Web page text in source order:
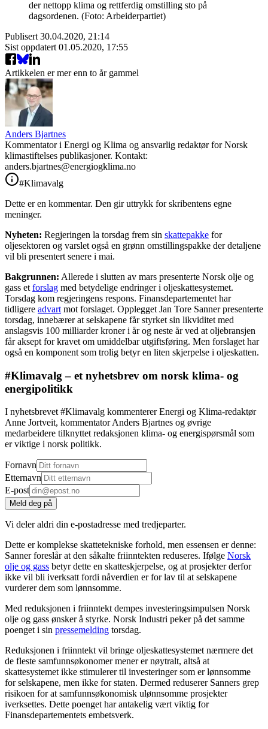
der nettopp klima og rettferdig omstilling sto på
dagsordenen. (Foto: Arbeiderpartiet)
Publisert 30.04.2020, 21:14
Sist oppdatert 01.05.2020, 17:55
Artikkelen er mer enn to år gammel
Anders Bjartnes
Kommentator i Energi og Klima og ansvarlig redaktør for Norsk
klimastiftelses publikasjoner. Kontakt:
anders.bjartnes@energiogklima.no
#Klimavalg
Dette er en kommentar. Den gir uttrykk for skribentens egne
meninger.
Nyheten: Regjeringen la torsdag frem sin skattepakke for
oljesektoren og varslet også en grønn omstillingspakke der detaljene
vil bli presentert senere i mai.
Bakgrunnen: Allerede i slutten av mars presenterte Norsk olje og
gass et forslag med betydelige endringer i oljeskattesystemet.
Torsdag kom regjeringens respons. Finansdepartementet har
tidligere advart mot forslaget. Opplegget Jan Tore Sanner presenterte
torsdag, innebærer at selskapene får styrket sin likviditet med
anslagsvis 100 milliarder kroner i år og neste år ved at oljebransjen
får aksept for kravet om umiddelbar utgiftsføring. Men forslaget har
også en komponent som trolig betyr en liten skjerpelse i oljeskatten.
#Klimavalg – et nyhetsbrev om norsk klima- og
energipolitikk
I nyhetsbrevet #Klimavalg kommenterer Energi og Klima-redaktør
Anne Jortveit, kommentator Anders Bjartnes og øvrige
medarbeidere tilknyttet redaksjonen klima- og energispørsmål som
er viktige i norsk politikk.
Fornavn
Etternavn
E-post
Meld deg på
Vi deler aldri din e-postadresse med tredjeparter.
Dette er komplekse skattetekniske forhold, men essensen er denne:
Sanner foreslår at den såkalte friinntekten reduseres. Ifølge Norsk
olje og gass betyr dette en skatteskjerpelse, og at prosjekter derfor
ikke vil bli iverksatt fordi nåverdien er for lav til at selskapene
vurderer dem som lønnsomme.
Med reduksjonen i friinntekt dempes investeringsimpulsen Norsk
olje og gass ønsker å styrke. Norsk Industri peker på det samme
poenget i sin pressemelding torsdag.
Reduksjonen i friinntekt vil bringe oljeskattesystemet nærmere det
de fleste samfunnsøkonomer mener er nøytralt, altså at
skattesystemet ikke stimulerer til investeringer som er lønnsomme
for selskapene, men ikke for staten. Dermed reduserer Sanners grep
risikoen for at samfunnsøkonomisk ulønnsomme prosjekter
iverksettes. Dette poenget har antakelig vært viktig for
Finansdepartementets embetsverk.